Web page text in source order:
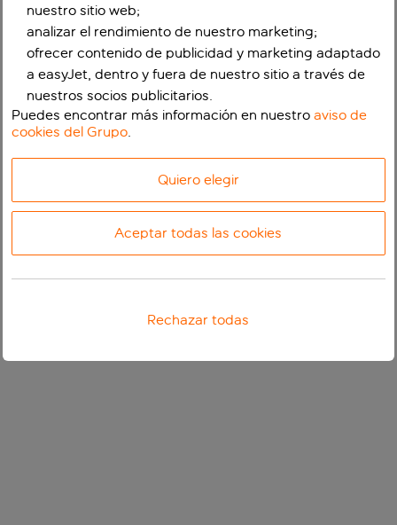
nuestro sitio web;
analizar el rendimiento de nuestro marketing;
ofrecer contenido de publicidad y marketing adaptado
a easyJet, dentro y fuera de nuestro sitio a través de
nuestros socios publicitarios.
Puedes encontrar más información en nuestroaviso de
cookies del Grupo.
Quiero elegir
Aceptar todas las cookies
Rechazar todas